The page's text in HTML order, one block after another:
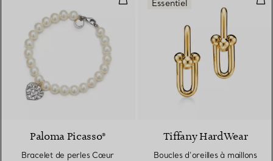
Paloma Picasso®
Bracelet de perles Cœur
Essentiel
Tiffany HardWear
Boucles d’oreilles à maillons